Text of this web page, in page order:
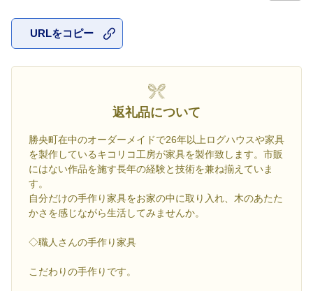
URLをコピー
返礼品について
勝央町在中のオーダーメイドで26年以上ログハウスや家具
を製作しているキコリコ工房が家具を製作致します。市販
にはない作品を施す長年の経験と技術を兼ね揃えていま
す。
自分だけの手作り家具をお家の中に取り入れ、木のあたた
かさを感じながら生活してみませんか。
◇職人さんの手作り家具
こだわりの手作りです。